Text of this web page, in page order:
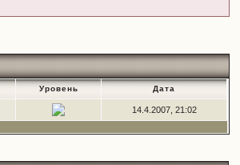
Уровень Дата
14.4.2007, 21:02